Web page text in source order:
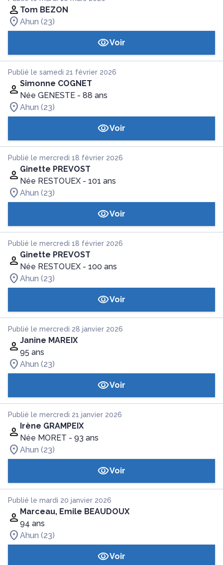
Tom BEZON
Ahun (23)
Voir
Publié le samedi 21 février 2026
Simonne COGNET
Née GENESTE - 88 ans
Ahun (23)
Voir
Publié le mercredi 18 février 2026
Ginette PREVOST
Née RESTOUEX - 101 ans
Ahun (23)
Voir
Publié le mercredi 18 février 2026
Ginette PREVOST
Née RESTOUEX - 100 ans
Ahun (23)
Voir
Publié le mercredi 28 janvier 2026
Janine MAREIX
95 ans
Ahun (23)
Voir
Publié le mercredi 21 janvier 2026
Irène GRAMPEIX
Née MORET - 93 ans
Ahun (23)
Voir
Publié le mardi 20 janvier 2026
Marceau, Emile BEAUDOUX
94 ans
Ahun (23)
Voir